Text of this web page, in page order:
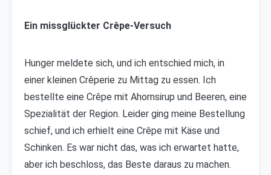
Ein missglückter Crêpe-Versuch
Hunger meldete sich, und ich entschied mich, in
einer kleinen Crêperie zu Mittag zu essen. Ich
bestellte eine Crêpe mit Ahornsirup und Beeren, eine
Spezialität der Region. Leider ging meine Bestellung
schief, und ich erhielt eine Crêpe mit Käse und
Schinken. Es war nicht das, was ich erwartet hatte,
aber ich beschloss, das Beste daraus zu machen.